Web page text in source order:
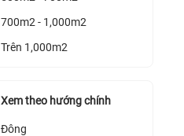
700m2 - 1,000m2
Trên 1,000m2
Xem theo hướng chính
Đông